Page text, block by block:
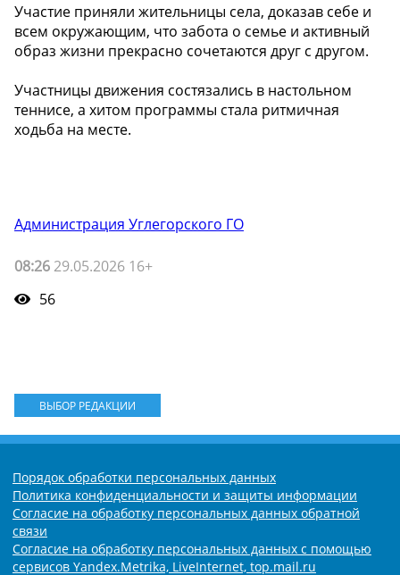
Участие приняли жительницы села, доказав себе и
всем окружающим, что забота о семье и активный
образ жизни прекрасно сочетаются друг с другом.
Участницы движения состязались в настольном
теннисе, а хитом программы стала ритмичная
ходьба на месте.
Администрация Углегорского ГО
08:26 29.05.2026 16+
56
ВЫБОР РЕДАКЦИИ
Порядок обработки персональных данных
Политика конфиденциальности и защиты информации
Согласие на обработку персональных данных обратной
связи
Согласие на обработку персональных данных с помощью
сервисов Yandex.Metrika, LiveInternet, top.mail.ru